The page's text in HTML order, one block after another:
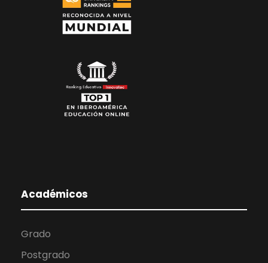
Académicos
Grado
Postgrado